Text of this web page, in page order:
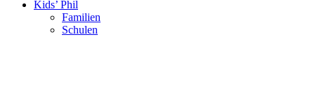
Kids’ Phil
Familien
Schulen